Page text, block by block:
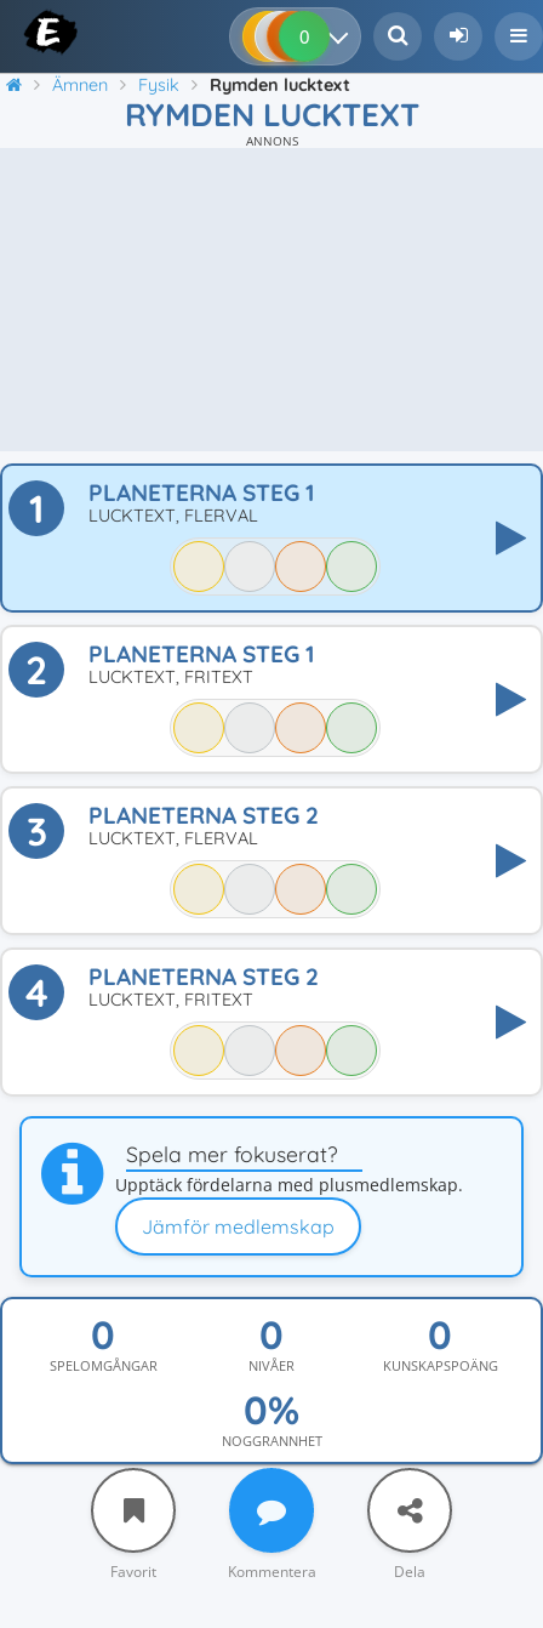
0 0 0
Ämnen Fysik Rymden lucktext
RYMDEN LUCKTEXT
ANNONS
1 PLANETERNA STEG 1
LUCKTEXT, FLERVAL
2 PLANETERNA STEG 1
LUCKTEXT, FRITEXT
3 PLANETERNA STEG 2
LUCKTEXT, FLERVAL
4 PLANETERNA STEG 2
LUCKTEXT, FRITEXT
Spela mer fokuserat?
Upptäck fördelarna med plusmedlemskap.
Jämför medlemskap
SPELOMGÅNGAR NIVÅER KUNSKAPSPOÄNG
NOGGRANNHET
Favorit Kommentera Dela